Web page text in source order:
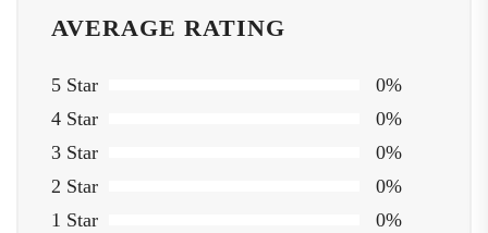
AVERAGE RATING
5 Star
0%
4 Star
0%
3 Star
0%
2 Star
0%
1 Star
0%